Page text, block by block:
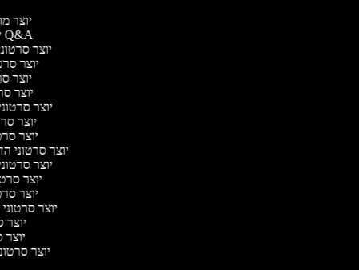
יוצר
יוצר סרטוני Q&A
יוצר
יוצר
יוצר
יוצר
יוצר
יוצר
יוצר
יוצר סרטוני
יוצר
יוצר
יוצר
יוצר
יוצר
יוצר
יוצר